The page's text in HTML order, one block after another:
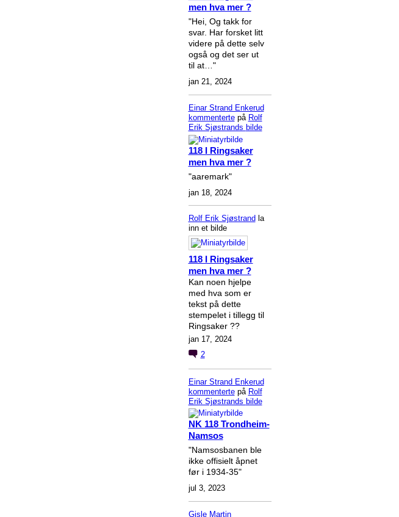
men hva mer ?
"Hei, Og takk for
svar. Har forsket litt
videre på dette selv
også og det ser ut
til at…"
jan 21, 2024
Einar Strand Enkerud
kommentertepå Rolf
Erik Sjøstrands bilde
118 I Ringsaker
men hva mer ?
"aaremark"
jan 18, 2024
Rolf Erik Sjøstrand la
inn et bilde
118 I Ringsaker
men hva mer ?
Kan noen hjelpe
med hva som er
tekst på dette
stempelet i tillegg til
Ringsaker ??
jan 17, 2024
2
Einar Strand Enkerud
kommentertepå Rolf
Erik Sjøstrands bilde
NK 118 Trondheim-
Namsos
"Namsosbanen ble
ikke offisielt åpnet
før i 1934-35"
jul 3, 2023
Gisle Martin